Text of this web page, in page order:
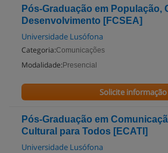
Pós-Graduação em População,
Desenvolvimento [FCSEA]
Universidade Lusófona
Categoria:Comunicações
Modalidade: Presencial
Solicite informação
Pós-Graduação em
Cultural para Todos [ECATI]
Universidade Lusófona